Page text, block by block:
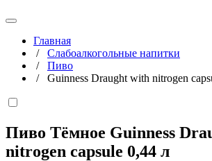
Главная
/ Слабоалкогольные напитки
/ Пиво
/ Guinness Draught with nitrogen
Пиво Тёмное Guinness
nitrogen capsule 0,44 л